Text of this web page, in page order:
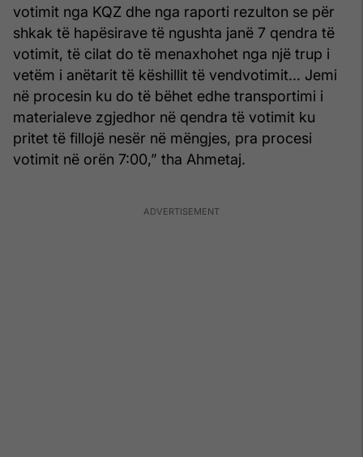
votimit nga KQZ dhe nga raporti rezulton se për
shkak të hapësirave të ngushta janë 7 qendra të
votimit, të cilat do të menaxhohet nga një trup i
vetëm i anëtarit të këshillit të vendvotimit... Jemi
në procesin ku do të bëhet edhe transportimi i
materialeve zgjedhor në qendra të votimit ku
pritet të fillojë nesër në mëngjes, pra procesi
votimit në orën 7:00,” tha Ahmetaj.